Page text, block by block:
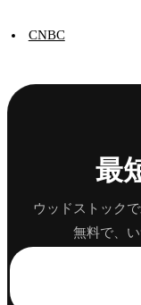
CNBC
最
ウッドストック
無料で、